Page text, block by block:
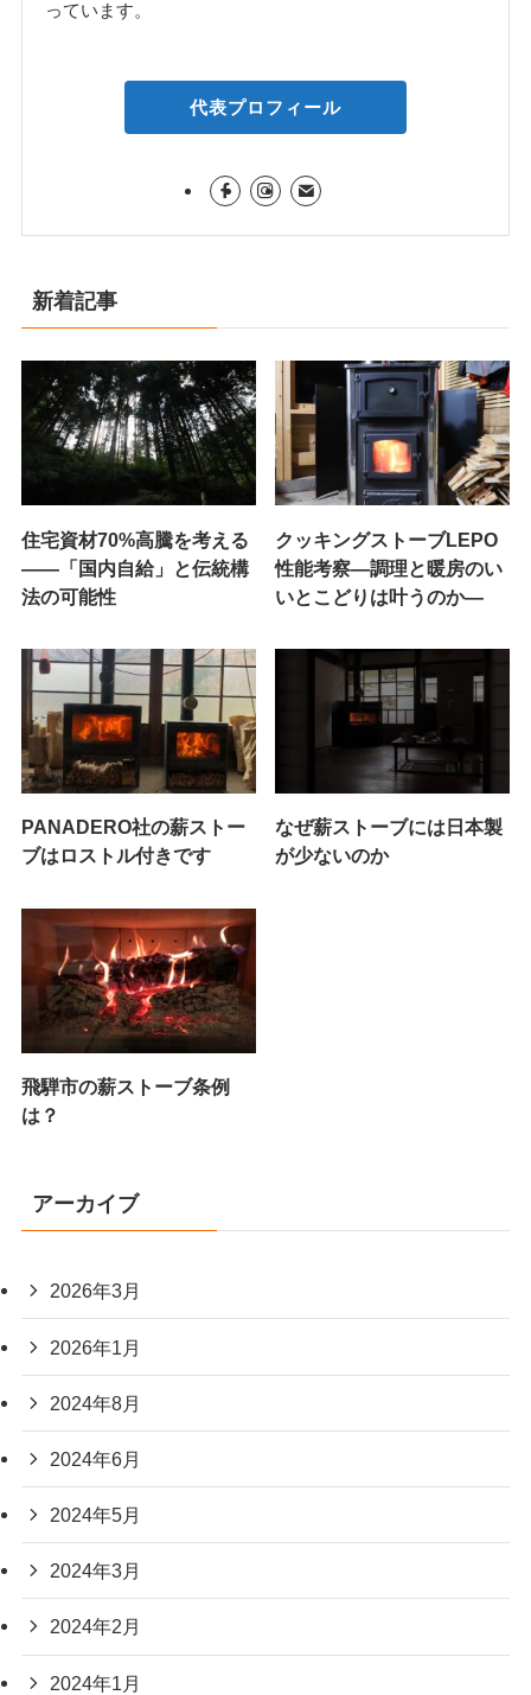
っています。
代表プロフィール
新着記事
住宅資材70%高騰を考える
——「国内自給」と伝統構
法の可能性
クッキングストーブLEPO
性能考察―調理と暖房のい
いとこどりは叶うのか―
PANADERO社の薪ストー
ブはロストル付きです
なぜ薪ストーブには日本製
が少ないのか
飛騨市の薪ストーブ条例
は？
アーカイブ
2026年3月
2026年1月
2024年8月
2024年6月
2024年5月
2024年3月
2024年2月
2024年1月